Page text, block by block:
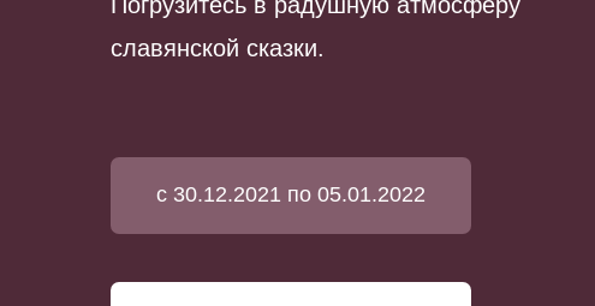
славянской сказки.
с 30.12.2021 по 05.01.2022